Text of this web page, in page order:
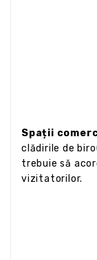
Spații
clădirile de
trebuie să
vizitatorilor.